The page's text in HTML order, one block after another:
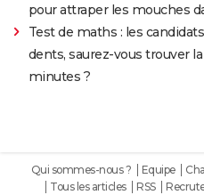
pour attraper les mouches
Test de maths : les
dents, saurez-vous trouver
minutes ?
Qui sommes-nous ? Equipe
Tous les articles
RSS